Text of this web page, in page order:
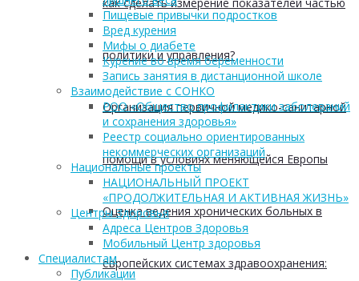
политики и управления?
Организация первичной медико-санитарной
помощи в условиях меняющейся Европы
Оценка ведения хронических больных в
европейских системах здравоохранения:
Пищевые привычки подростков
Вред курения
Мифы о диабете
Курение во время беременности
Запись занятия в дистанционной школе
Взаимодействие с СОНКО
РОО «Общество профилактики заболеваний
и сохранения здоровья»
Реестр социально ориентированных
некоммерческих организаций
Национальные проекты
НАЦИОНАЛЬНЫЙ ПРОЕКТ
«ПРОДОЛЖИТЕЛЬНАЯ И АКТИВНАЯ ЖИЗНЬ»
Центры Здоровья
Адреса Центров Здоровья
Мобильный Центр здоровья
Cпециалистам
Публикации